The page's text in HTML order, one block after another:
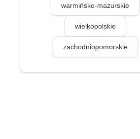
warmińsko-mazurskie
wielkopolskie
zachodniopomorskie